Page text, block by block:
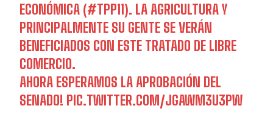
ECONÓMICA (#TPP11). LA AGRICULTURA Y
PRINCIPALMENTE SU GENTE SE VERÁN
BENEFICIADOS CON ESTE TRATADO DE LIBRE
COMERCIO.
AHORA ESPERAMOS LA APROBACIÓN DEL
SENADO! PIC.TWITTER.COM/JGAWM3U3PW